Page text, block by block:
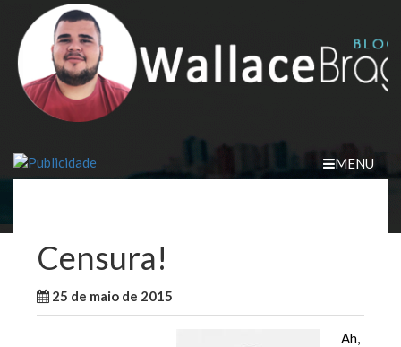
content
MENU
Censura!
25 de maio de 2015
Ah,